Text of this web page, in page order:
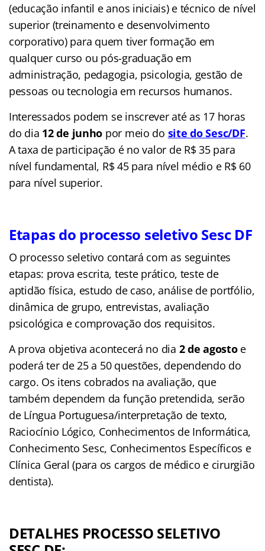
(educação infantil e anos iniciais) e técnico de nível
superior (treinamento e desenvolvimento
corporativo) para quem tiver formação em
qualquer curso ou pós-graduação em
administração, pedagogia, psicologia, gestão de
pessoas ou tecnologia em recursos humanos.
Interessados podem se inscrever até as 17 horas
do dia 12 de junho por meio do site do Sesc/DF.
A taxa de participação é no valor de R$ 35 para
nível fundamental, R$ 45 para nível médio e R$ 60
para nível superior.
Etapas do processo seletivo Sesc DF
O processo seletivo contará com as seguintes
etapas: prova escrita, teste prático, teste de
aptidão física, estudo de caso, análise de portfólio,
dinâmica de grupo, entrevistas, avaliação
psicológica e comprovação dos requisitos.
A prova objetiva acontecerá no dia 2 de agostoe
poderá ter de 25 a 50 questões, dependendo do
cargo. Os itens cobrados na avaliação, que
também dependem da função pretendida, serão
de Língua Portuguesa/interpretação de texto,
Raciocínio Lógico, Conhecimentos de Informática,
Conhecimento Sesc, Conhecimentos Específicos e
Clínica Geral (para os cargos de médico e cirurgião
dentista).
DETALHES PROCESSO SELETIVO